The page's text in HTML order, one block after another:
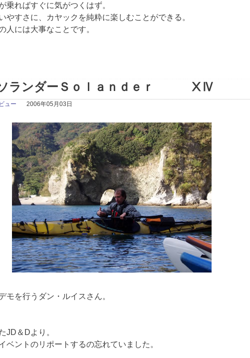
乗ればすぐに気がつくはず。
すさに、カヤックを純粋に楽しむことができる。
人には大事なことです。
ソランダーＳｏｌａｎｄｅｒ ⅩⅣ
ュー 2006年05月03日
モを行うダン・ルイスさん。
JD＆Dより。
ベントのリポートするの忘れていました。